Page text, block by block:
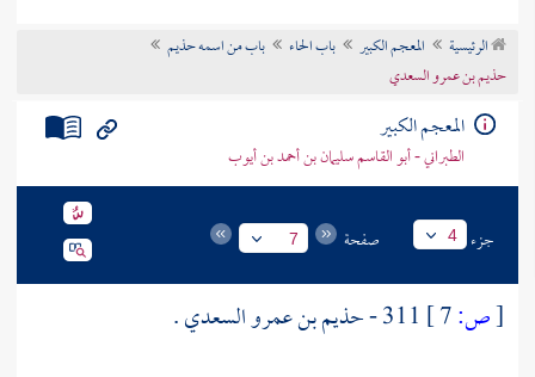
تراجم الأعلام
الرئيسية المعجم الكبير باب الحاء
باب من اسمه حذيم
حذيم بن عمرو السعدي
المعجم الكبير
الطبراني - أبو القاسم سليمان بن أحمد بن أيوب
جزء 4 صفحة 7
[ص: 311 - حذيم بن عمرو السعدي.